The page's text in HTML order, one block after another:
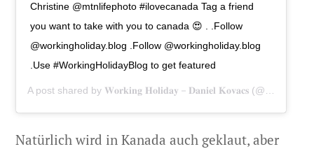
Christine @mtnlifephoto #ilovecanada⁠ Tag a friend
you want to take with you to canada 😍⁠ .⁠ .Follow
@workingholiday.blog⁠ .Follow @workingholiday.blog⁠
.Use #WorkingHolidayBlog to get featured⁠
A post shared by 𝐖𝐨𝐫𝐤𝐢𝐧𝐠 𝐇𝐨𝐥𝐢𝐝𝐚𝐲－𝐃𝐚𝐧𝐢𝐞𝐥 𝐊𝐨𝐯𝐚𝐜𝐬 (@workingholiday.blog) on
Natürlich wird in Kanada auch geklaut, aber